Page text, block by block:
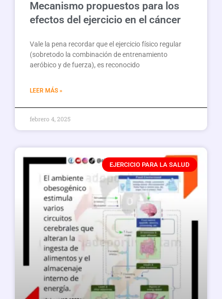
Mecanismo propuestos para los
efectos del ejercicio en el cáncer
Vale la pena recordar que el ejercicio físico regular
(sobretodo la combinación de entrenamiento
aeróbico y de fuerza), es reconocido
LEER MÁS »
febrero 4, 2025
EJERCICIO PARA LA SALUD